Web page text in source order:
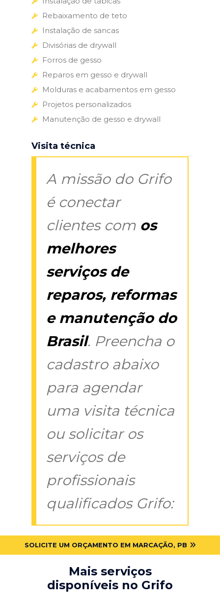
Rebaixamento de teto
Instalação de sancas
Divisórias de drywall
Forros de gesso
Reparos em gesso e drywall
Molduras e acabamentos em gesso
Projetos personalizados
Manutenção de gesso e drywall
Visita técnica
A missão do Grifo
é conectar
clientes com os
melhores
serviços de
reparos, reformas
e manutenção do
Brasil. Preencha o
cadastro abaixo
para agendar
uma visita técnica
ou solicitar os
serviços de
profissionais
qualificados Grifo:
SOLICITE UM ORÇAMENTO EM MARCAÇÃO, PB
Mais serviços
disponíveis no Grifo